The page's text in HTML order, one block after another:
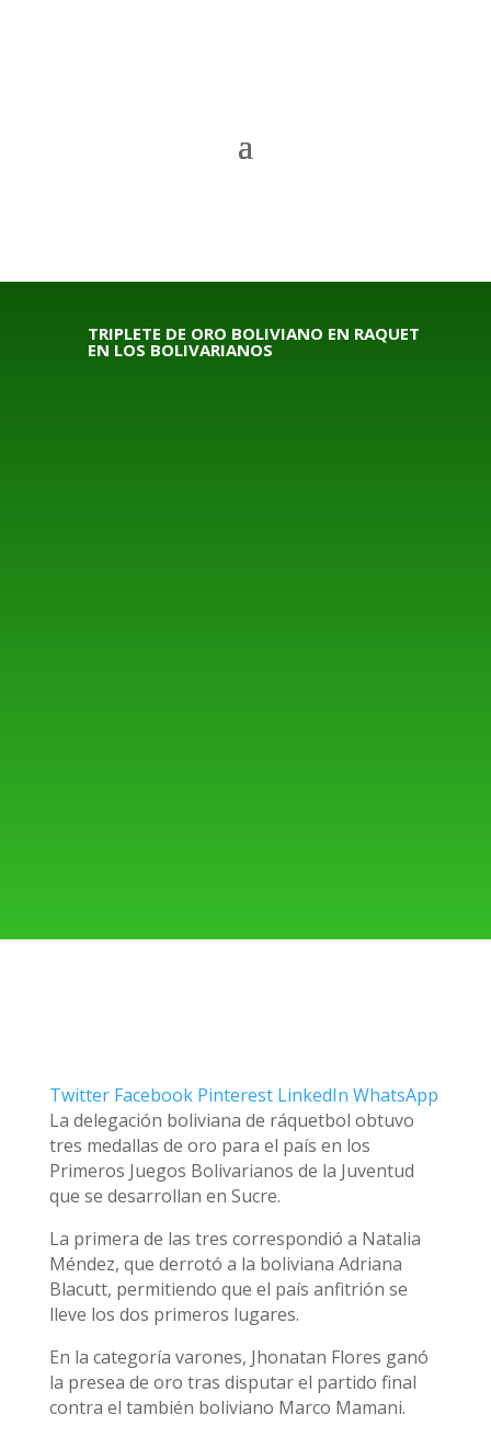
TRIPLETE DE ORO BOLIVIANO EN RAQUET
EN LOS BOLIVARIANOS
Twitter Facebook Pinterest LinkedIn WhatsApp
La delegación boliviana de ráquetbol obtuvo
tres medallas de oro para el país en los
Primeros Juegos Bolivarianos de la Juventud
que se desarrollan en Sucre.
La primera de las tres correspondió a Natalia
Méndez, que derrotó a la boliviana Adriana
Blacutt, permitiendo que el país anfitrión se
lleve los dos primeros lugares.
En la categoría varones, Jhonatan Flores ganó
la presea de oro tras disputar el partido final
contra el también boliviano Marco Mamani.